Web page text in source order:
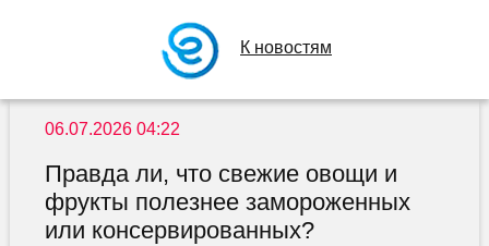
К новостям
06.07.2026 04:22
Правда ли, что свежие овощи и
фрукты полезнее замороженных
или консервированных?